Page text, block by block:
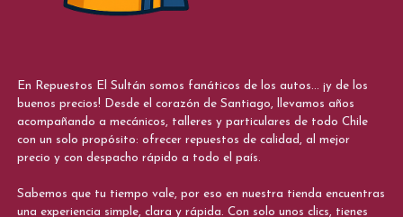
En Repuestos El Sultán somos fanáticos de los autos... ¡y de los
buenos precios! Desde el corazón de Santiago, llevamos años
acompañando a mecánicos, talleres y particulares de todo Chile
con un solo propósito: ofrecer repuestos de calidad, al mejor
precio y con despacho rápido a todo el país.
Sabemos que tu tiempo vale, por eso en nuestra tienda encuentras
una experiencia simple, clara y rápida. Con solo unos clics, tienes